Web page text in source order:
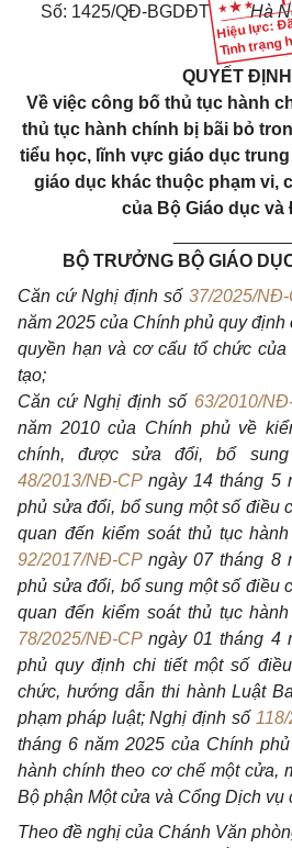
Hiệu lực:
Tình trạng
Số: 1425/QĐ-BGDĐT
Hà
QUYẾT ĐỊNH
Về việc công bố thủ tục hành
thủ tục hành chính bị bãi bỏ
tiểu học, lĩnh vực giáo dục
giáo dục khác thuộc phạm vi,
của Bộ Giáo dục và
BỘ TRƯỞNG BỘ GIÁO
Căn cứ Nghị định số 37/2025/NĐ-
năm 2025 của Chính phủ quy định
quyền hạn và cơ cấu tổ chức
tạo;
Căn cứ Nghị định số 63/2010/
năm 2010 của Chính phủ về
chính, được sửa đổi, bổ
48/2013/NĐ-CPngày 14 tháng 5
phủ sửa đổi, bổ sung một số điều
quan đến kiểm soát thủ tục
92/2017/NĐ-CPngày 07 tháng 8
phủ sửa đổi, bổ sung một số điều
quan đến kiểm soát thủ tục
78/2025/NĐ-CPngày 01 tháng 4
phủ quy định chi tiết một số
chức, hướng dẫn thi hành Luật
phạm pháp luật; Nghị định số
tháng 6 năm 2025 của Chính
hành chính theo cơ chế một cửa,
Bộ phận Một cửa và Cổng Dịch vụ
Theo đề nghị của Chánh Văn